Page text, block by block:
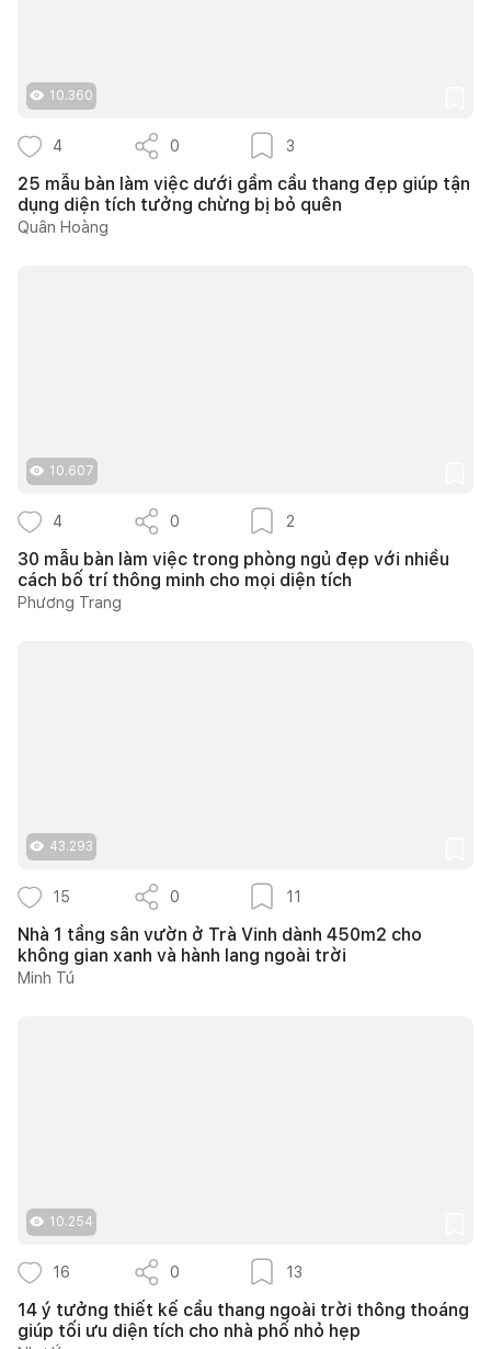
10.360
4 0 3
25 mẫu bàn làm việc dưới gầm cầu thang đẹp giúp tận
dụng diện tích tưởng chừng bị bỏ quên
Quân Hoàng
10.607
4 0 2
30 mẫu bàn làm việc trong phòng ngủ đẹp với nhiều
cách bố trí thông minh cho mọi diện tích
Phương Trang
43.293
15 0 11
Nhà 1 tầng sân vườn ở Trà Vinh dành 450m2 cho
không gian xanh và hành lang ngoài trời
Minh Tú
10.254
16 0 13
14 ý tưởng thiết kế cầu thang ngoài trời thông thoáng
giúp tối ưu diện tích cho nhà phố nhỏ hẹp